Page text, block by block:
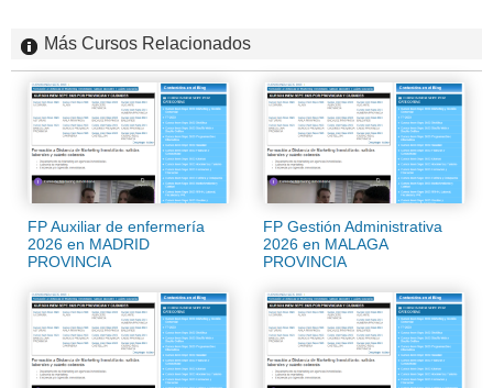
Más Cursos Relacionados
FP Auxiliar de enfermería
2026 en MADRID
PROVINCIA
FP Gestión Administrativa
2026 en MALAGA
PROVINCIA